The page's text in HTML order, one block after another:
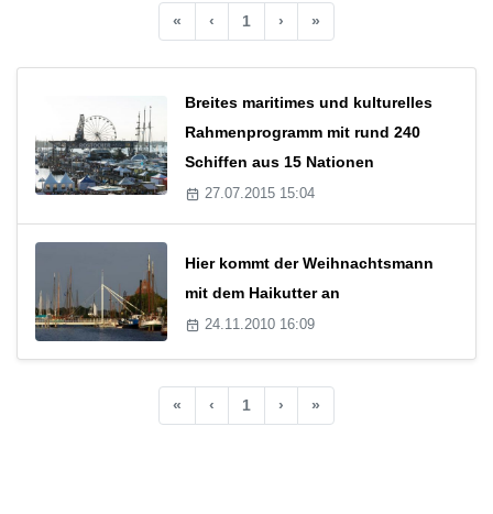
« ‹ 1 › »
Breites maritimes und kulturelles
Rahmenprogramm mit rund 240
Schiffen aus 15 Nationen
27.07.2015 15:04
Hier kommt der Weihnachtsmann
mit dem Haikutter an
24.11.2010 16:09
« ‹ 1 › »